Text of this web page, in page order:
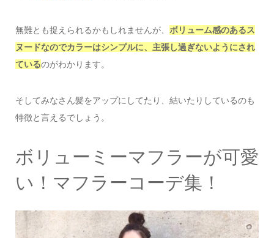
無難とも捉えられるかもしれませんが、 ボリューム感のあるス
ヌードなのでカラーはシンプルに、主張し過ぎないようにされ
ているのがわかります。
そしてみなさん髪をアップにしてたり、結いたりしているのも
特徴と言えるでしょう。
ボリューミーマフラーが可愛
い！マフラーコーデ集！